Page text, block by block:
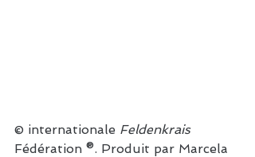
© internationale Feldenkrais
Fédération ®. Produit par Marcela